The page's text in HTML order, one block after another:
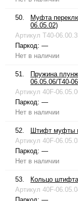
50.
Муфта
06.05.02)
Артикул T40-
Паркод: —
Нет в наличии
51.
Пружина
06.05.06/T40-
Артикул 40F-
Паркод: —
Нет в наличии
52.
Штифт муфты
Артикул 40F-
Паркод: —
Нет в наличии
53.
Кольцо
Артикул 40F-